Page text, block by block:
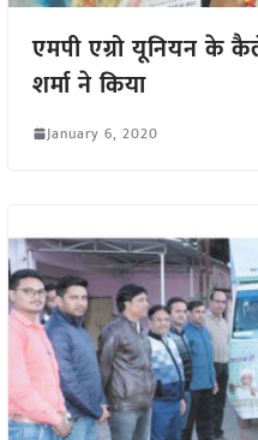
एमपी एग्रो यूनियन के
शर्मा ने किया
January 6, 2020